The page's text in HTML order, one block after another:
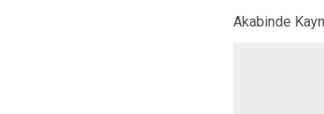
Akabinde